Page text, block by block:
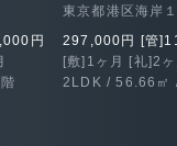
円
東京都港区海岸
297,000円 [管
[敷]1ヶ月 [礼]2
2LDK / 56.66㎡